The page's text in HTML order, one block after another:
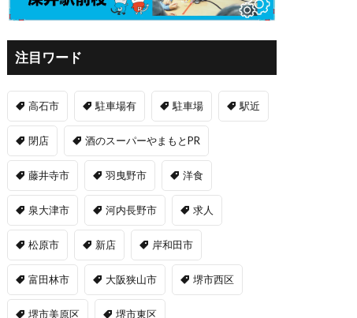
注目ワード
高石市 駐車場有 駐車場 駅近
閉店 酒のスーパーやまもとPR
藤井寺市 羽曳野市 洋食
泉大津市 河内長野市 求人
松原市 新店 岸和田市
富田林市 大阪狭山市 堺市西区
堺市美原区 堺市東区